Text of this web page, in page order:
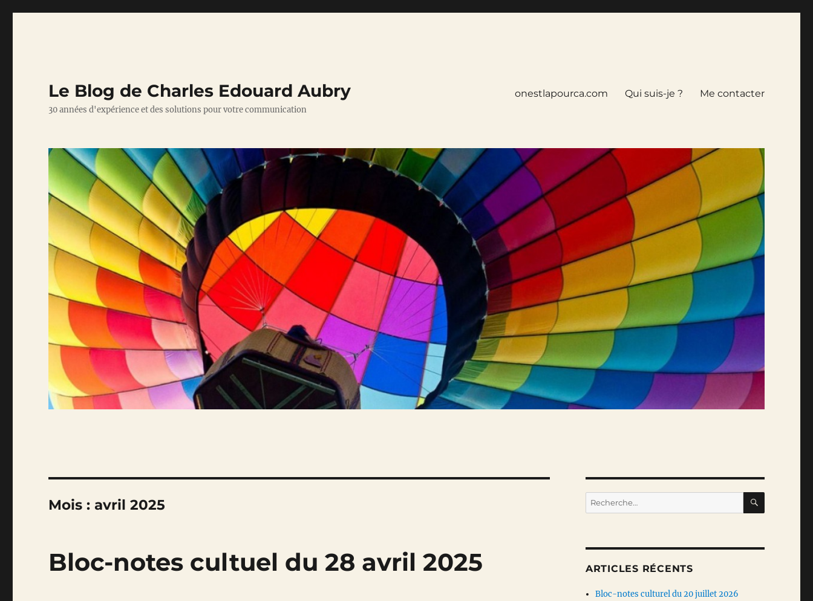
Le Blog de Charles Edouard Aubry
30 années d'expérience et des solutions pour votre communication
onestlapourca.com Qui suis-je ? Me contacter
Mois :avril 2025
Bloc-notes cultuel du 28 avril 2025
Recherche
pour :
ARTICLES RÉCENTS
Bloc-notes culturel du 20 juillet 2026